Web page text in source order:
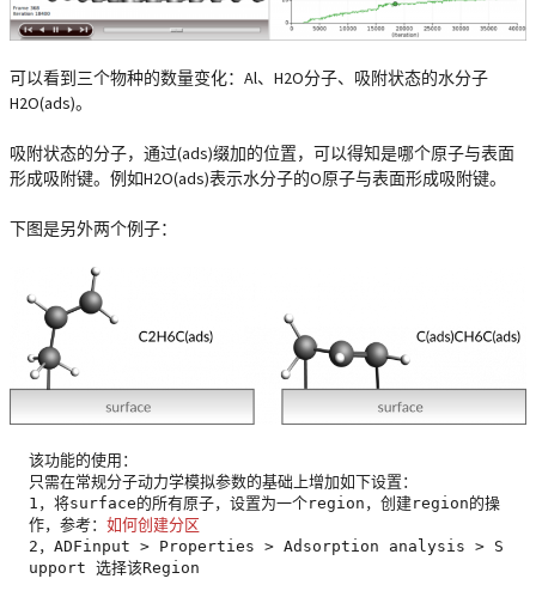
可以看到三个物种的数量变化：Al、H2O分子、吸附状态的水分子
H2O(ads)。
吸附状态的分子，通过(ads)缀加的位置，可以得知是哪个原子与表面
形成吸附键。例如H2O(ads)表示水分子的O原子与表面形成吸附键。
下图是另外两个例子：
该功能的使用：
只需在常规分子动力学模拟参数的基础上增加如下设置：
1，将surface的所有原子，设置为一个region，创建region的操
作，参考：
2，ADFinput > Properties > Adsorption analysis > S
upport 选择该Region